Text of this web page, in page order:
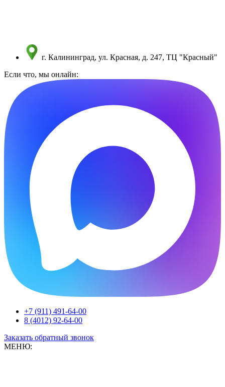
г. Калининград, ул. Красная, д. 247, ТЦ "Красный"
Если что, мы онлайн:
+7 (911) 491-64-00
8 (4012) 92-64-00
Заказать обратный звонок
МЕНЮ: